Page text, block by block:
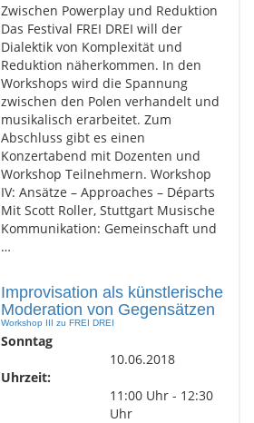
Zwischen Powerplay und Reduktion
Das Festival FREI DREI will der
Dialektik von Komplexität und
Reduktion näherkommen. In den
Workshops wird die Spannung
zwischen den Polen verhandelt und
musikalisch erarbeitet. Zum
Abschluss gibt es einen
Konzertabend mit Dozenten und
Workshop Teilnehmern. Workshop
IV: Ansätze – Approaches – Départs
Mit Scott Roller, Stuttgart Musische
Kommunikation: Gemeinschaft und
…
Improvisation als künstlerische
Moderation von Gegensätzen
Workshop III zu FREI DREI
Sonntag
10.06.2018
Uhrzeit:
11:00 Uhr - 12:30
Uhr